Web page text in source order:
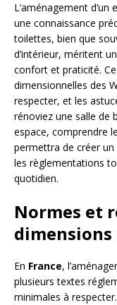
L’aménagement
une connaissance
toilettes, bien que
d’intérieur, méritent
confort et praticité.
dimensionnelles des
respecter, et les
rénoviez une salle de
espace, comprendre
permettra de créer
les règlementations
quotidien.
Normes et
dimensions
En France,
plusieurs textes
minimales à